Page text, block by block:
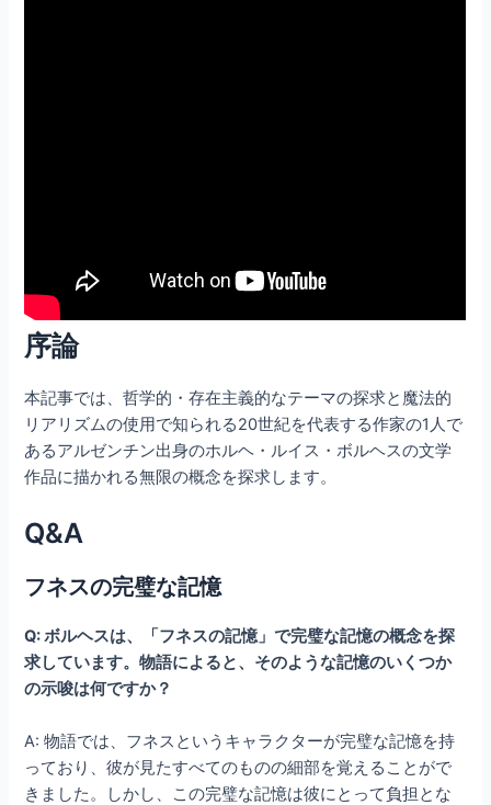
序論
本記事では、哲学的・存在主義的なテーマの探求と魔法的
リアリズムの使用で知られる20世紀を代表する作家の1人で
あるアルゼンチン出身のホルヘ・ルイス・ボルヘスの文学
作品に描かれる無限の概念を探求します。
Q&A
フネスの完璧な記憶
Q: ボルヘスは、「フネスの記憶」で完璧な記憶の概念を探
求しています。物語によると、そのような記憶のいくつか
の示唆は何ですか？
A: 物語では、フネスというキャラクターが完璧な記憶を持
っており、彼が見たすべてのものの細部を覚えることがで
きました。しかし、この完璧な記憶は彼にとって負担とな